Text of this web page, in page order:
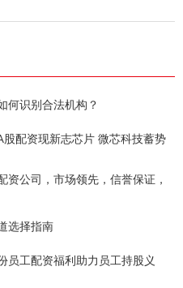
何识别合法机构？
配资现新志芯片 微芯科技蓄势
资公司，市场领先，信誉保证，
选择指南
员工配资福利助力员工持股义